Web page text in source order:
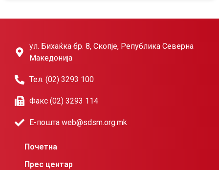
ул. Бихаќка бр. 8, Скопје, Република Северна
Македонија
Тел. (02) 3293 100
Факс (02) 3293 114
Е-пошта web@sdsm.org.mk
Почетна
Прес центар